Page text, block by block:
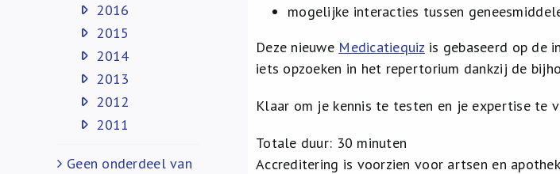
mogelijke interacties tussen
Deze nieuwe Medicatiequiz is gebaseerd op de
iets opzoeken in het repertorium dankzij de
Klaar om je kennis te testen en je expertise te
Totale duur: 30 minuten
Accreditering is voorzien voor artsen en
2016
2015
2014
2013
2012
2011
Geen onderdeel van